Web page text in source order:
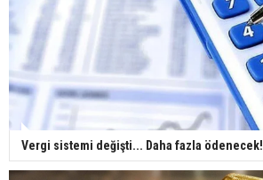
Vergi sistemi değişti... Daha fazla ödenecek!